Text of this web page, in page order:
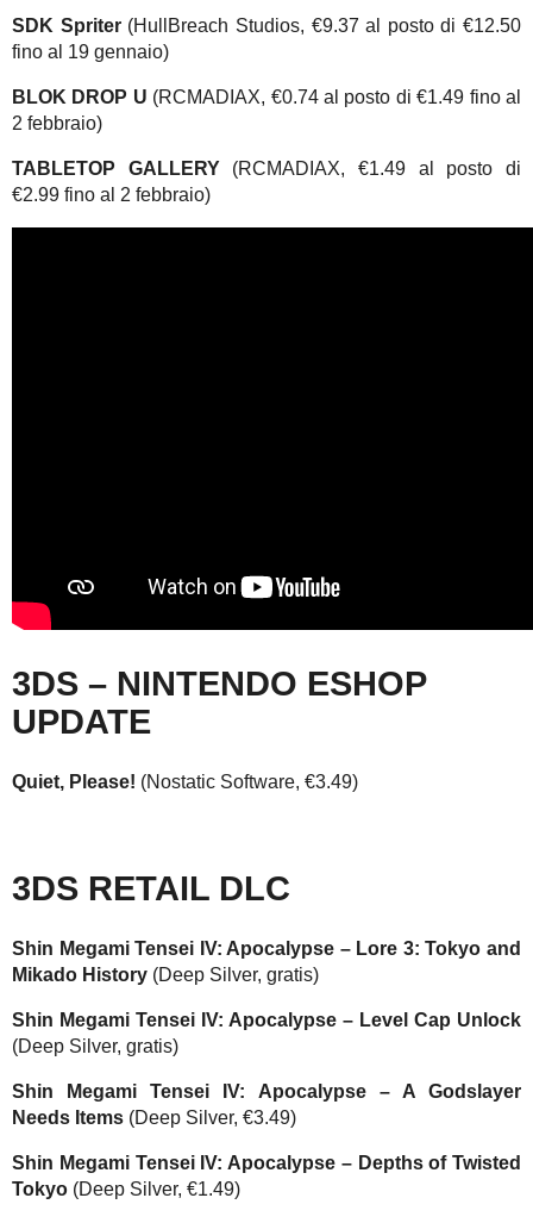
SDK Spriter(HullBreach Studios, €9.37 al posto di €12.50
fino al 19 gennaio)
BLOK DROP U (RCMADIAX, €0.74 al posto di €1.49 fino al
2 febbraio)
TABLETOP GALLERY(RCMADIAX, €1.49 al posto di
€2.99 fino al 2 febbraio)
3DS – NINTENDO ESHOP
UPDATE
Quiet, Please! (Nostatic Software, €3.49)
3DS RETAIL DLC
Shin Megami Tensei IV: Apocalypse – Lore 3: Tokyo and
Mikado History (Deep Silver, gratis)
Shin Megami Tensei IV: Apocalypse – Level Cap Unlock
(Deep Silver, gratis)
Shin Megami Tensei IV: Apocalypse – A Godslayer
Needs Items (Deep Silver, €3.49)
Shin Megami Tensei IV: Apocalypse – Depths of Twisted
Tokyo (Deep Silver, €1.49)